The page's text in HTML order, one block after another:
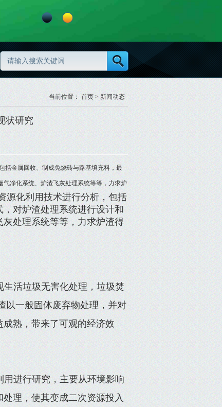
资分类怎么做更规范
当前位置： 首页 > 新闻动态
状研究
括金属回收、制成免烧砖与路基填充料，最
净化系统、炉渣飞灰处理系统等等，力求炉
源化利用技术进行分析，包括
对炉渣处理系统进行设计和
处理系统等等，力求炉渣得
活垃圾无害化处理，垃圾焚
以一般固体废弃物处理，并对
熟，带来了可观的经济效
进行研究，主要从环境影响
理，使其变成二次资源投入